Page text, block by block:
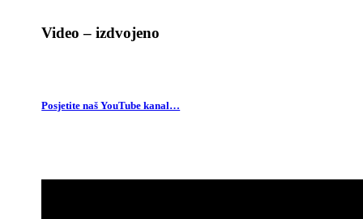
Video – izdvojeno
Posjetite naš YouTube kanal…